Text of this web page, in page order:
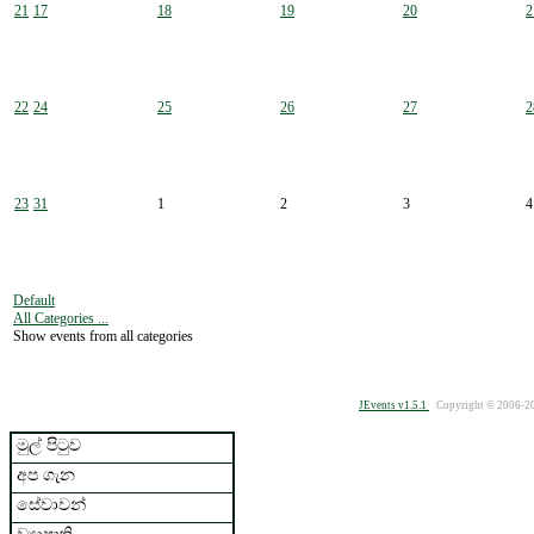
21 17 18 19 20
22 24 25 26 27
23 31 1 2 3 4
Default
All Categories ...
Show events from all categories
JEvents v1.5.1 Copyright © 2006-
මුල් පිටුව
අප ගැන
සේවාවන්